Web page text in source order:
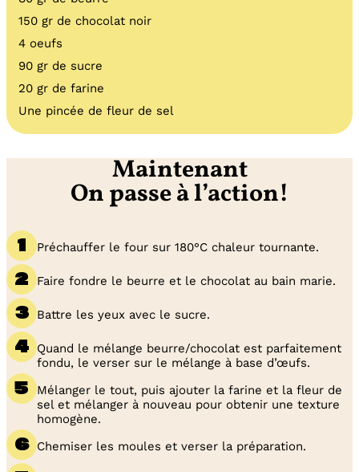
150 gr de chocolat noir
4 oeufs
90 gr de sucre
20 gr de farine
Une pincée de fleur de sel
Maintenant
On passe à l’action!
Préchauffer le four sur 180°C chaleur tournante.
Faire fondre le beurre et le chocolat au bain marie.
Battre les yeux avec le sucre.
Quand le mélange beurre/chocolat est parfaitement
fondu, le verser sur le mélange à base d’œufs.
Mélanger le tout, puis ajouter la farine et la fleur de
sel et mélanger à nouveau pour obtenir une texture
homogène.
Chemiser les moules et verser la préparation.